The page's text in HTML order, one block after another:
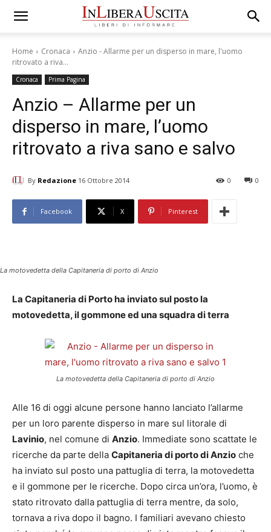
Home Cronaca
Anzio - Allarme per un disperso in mare, l'uomo
ritrovato a riva...
Cronaca Prima Pagina
Anzio – Allarme per un
disperso in mare, l’uomo
ritrovato a riva sano e salvo
By Redazione 16 Ottobre 2014 0
0
Facebook X Pinterest
La motovedetta della Capitaneria di porto di Anzio
La Capitaneria di Porto ha inviato sul posto la
motovedetta, il gommone ed una squadra di terra
La motovedetta della Capitaneria di porto di Anzio
Alle 16 di oggi alcune persone hanno lanciato l’allarme
per un loro parente disperso in mare sul litorale di
Lavinio, nel comune di Anzio. Immediate sono scattate le
ricerche da parte della Capitaneria di porto di Anzio che
ha inviato sul posto una pattuglia di terra, la motovedetta
e il gommone per le ricerche. Dopo circa un’ora, l’uomo, è
stato ritrovato dalla pattuglia di terra mentre, da solo,
tornava a riva dopo il bagno. I familiari avevano chiesto